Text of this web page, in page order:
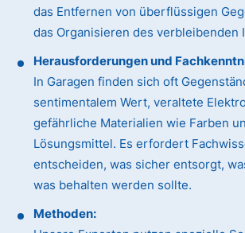
das Entfernen von überflüssigen
das Organisieren des verbleibenden
Herausforderungen und
In Garagen finden sich oft
sentimentalem Wert, veraltete
gefährliche Materialien wie Farben
Lösungsmittel. Es erfordert
entscheiden, was sicher entsorgt,
was behalten werden sollte.
Methoden: